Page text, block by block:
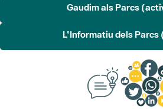
Gaudim als Parcs
L'Informatiu dels